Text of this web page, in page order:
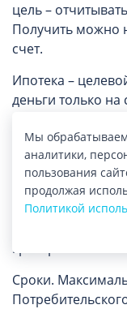
цель –
Получить можно
счет.
Ипотека –
деньги только на
квартирой или
залогом. Это
делать в нем
согласия
критериям.
Сроки.
Мы
аналитики,
пользования
продолжая
Политикой